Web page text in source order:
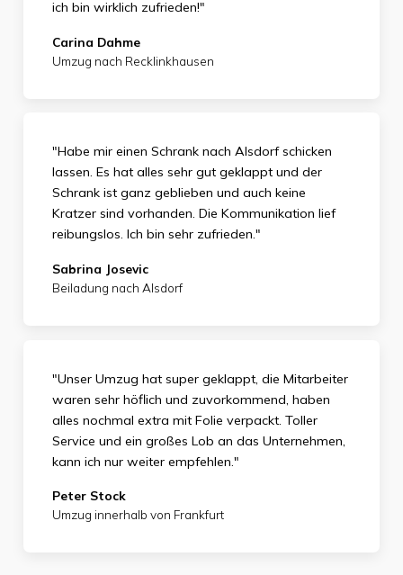
ich bin wirklich zufrieden!"
Carina Dahme
Umzug nach Recklinkhausen
"Habe mir einen Schrank nach Alsdorf schicken
lassen. Es hat alles sehr gut geklappt und der
Schrank ist ganz geblieben und auch keine
Kratzer sind vorhanden. Die Kommunikation lief
reibungslos. Ich bin sehr zufrieden."
Sabrina Josevic
Beiladung nach Alsdorf
"Unser Umzug hat super geklappt, die Mitarbeiter
waren sehr höflich und zuvorkommend, haben
alles nochmal extra mit Folie verpackt. Toller
Service und ein großes Lob an das Unternehmen,
kann ich nur weiter empfehlen."
Peter Stock
Umzug innerhalb von Frankfurt